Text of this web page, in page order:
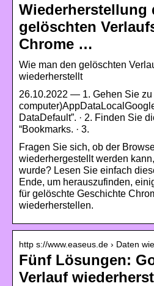
Wiederherstellung
gelöschten
Chrome …
Wie man den gelöschten
wiederherstellt
26.10.2022 — 1. Gehen Sie zu
DataDefault”. · 2. Finden Sie
“Bookmarks. · 3.
Fragen Sie sich, ob der
wiederhergestellt werden
wurde? Lesen Sie einfach
Ende, um herauszufinden,
für gelöschte Geschichte
wiederherstellen.
http s://www.easeus.de › Daten
Fünf Lösungen:
Verlauf